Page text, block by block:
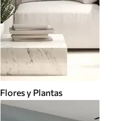
Flores y Plantas